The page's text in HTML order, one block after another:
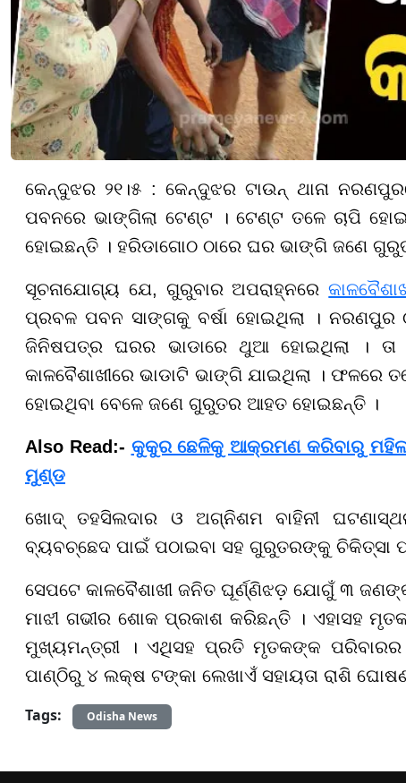
କେନ୍ଦୁଝର ୨୧।୫ : କେନ୍ଦୁଝର ଟାଉନ୍ ଥାନା
ପବନରେ ଭାଙ୍ଗିଲା ଟେଣ୍ଟ । ଟେଣ୍ଟ ତଳେ ଚାପି
ହୋଇଛନ୍ତି । ହରିଡାଗୋଠ ଠାରେ ଘର ଭାଙ୍ଗି ଜଣେ
ସୂଚନାଯୋଗ୍ୟ ଯେ, ଗୁରୁବାର ଅପରାହ୍ନରେ
ପ୍ରବଳ ପବନ ସାଙ୍ଗକୁ ବର୍ଷା ହୋଇଥିଲା । ନରଣପୁର
ଜିନିଷପତ୍ର ଘରର ଭାଡାରେ ଥୁଆ ହୋଇଥିଲା ।
କାଳବୈଶାଖୀରେ ଭାଡାଟି ଭାଙ୍ଗି ଯାଇଥିଲା ।
ହୋଇଥିବା ବେଳେ ଜଣେ ଗୁରୁତର ଆହତ ହୋଇଛନ୍ତି ।
Also Read:- କୁକୁର ଛେଳିକୁ ଆକ୍ରମଣ କରିବାରୁ
ମୁଣ୍ଡ
ଖୋଦ୍ ତହସିଲଦାର ଓ ଅଗ୍ନିଶମ ବାହିନୀ
ବ୍ୟବଚ୍ଛେଦ ପାଇଁ ପଠାଇବା ସହ ଗୁରୁତରଙ୍କୁ ଚିକିତ୍ସା
ସେପଟେ କାଳବୈଶାଖୀ ଜନିତ ଘୂର୍ଣ୍ଣିଝଡ଼ ଯୋଗୁଁ ୩
ମାଝୀ ଗଭୀର ଶୋକ ପ୍ରକାଶ କରିଛନ୍ତି । ଏହାସହ
ମୁଖ୍ୟମନ୍ତ୍ରୀ । ଏଥିସହ ପ୍ରତି ମୃତକଙ୍କ
ପାଣ୍ଠିରୁ ୪ ଲକ୍ଷ ଟଙ୍କା ଲେଖାଏଁ ସହାୟତା ରାଶି
Tags:
Odisha News